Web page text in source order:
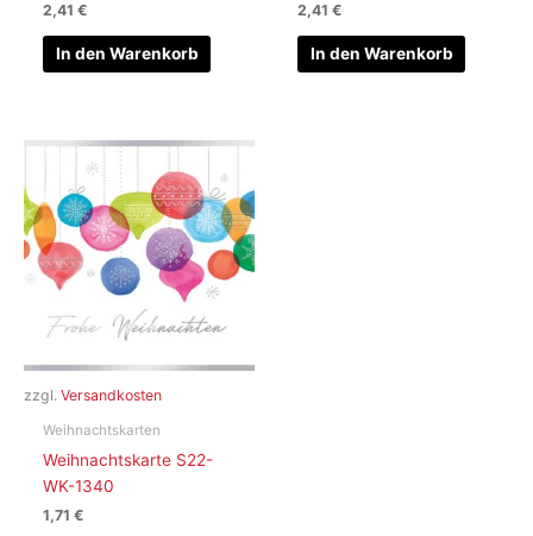
2,41€
In den Warenkorb
2,41€
In den Warenkorb
zzgl. Versandkosten
Weihnachtskarten
Weihnachtskarte S22-
WK-1340
1,71€